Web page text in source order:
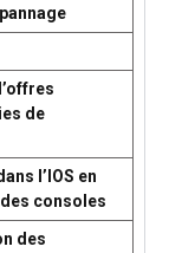
de
l’IOS en
consoles
des